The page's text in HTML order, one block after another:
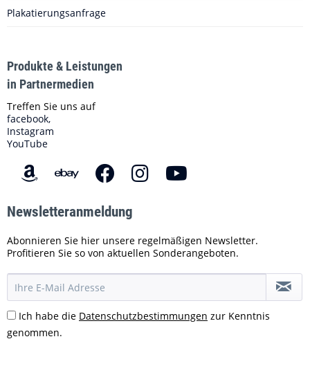
Plakatierungsanfrage
Produkte & Leistungen
in Partnermedien
Treffen Sie uns auf
facebook,
Instagram
YouTube
Newsletteranmeldung
Abonnieren Sie hier unsere regelmäßigen Newsletter.
Profitieren Sie so von aktuellen Sonderangeboten.
Ich habe die Datenschutzbestimmungen zur Kenntnis
genommen.